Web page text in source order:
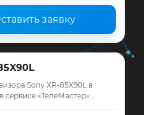
заявку
Sony XR-85X90L в
сервисе «ТелеМастер»: